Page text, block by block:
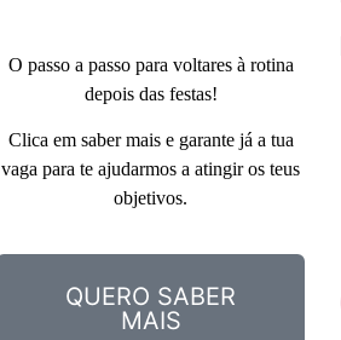
O passo a passo para voltares à rotina
depois das festas!
Clica em saber mais e garante já a tua
vaga para te ajudarmos a atingir os teus
objetivos.
QUERO SABER
MAIS